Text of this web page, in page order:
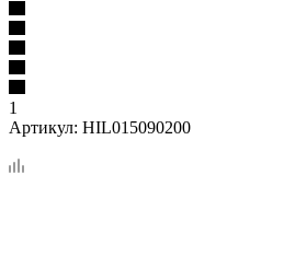
1
Артикул: HIL015090200